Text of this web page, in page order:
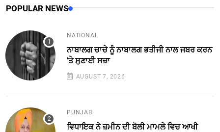
POPULAR NEWS
NATIONAL
ਨਾਬਾਲਗ ਚਾਚੇ ਨੂੰ ਨਾਬਾਲਗ ਭਤੀਜੀ ਨਾਲ ਜਬਰ ਕਰਨ
'ਤੇ ਸੁਣਾਈ ਸਜ਼ਾ
AUGUST 7, 2026
PUNJAB
ਵਿਧਾਇਕ ਨੇ ਜ਼ਮੀਨ ਦੀ ਬੋਲੀ ਮਾਮਲੇ ਵਿਚ ਆਖੀ